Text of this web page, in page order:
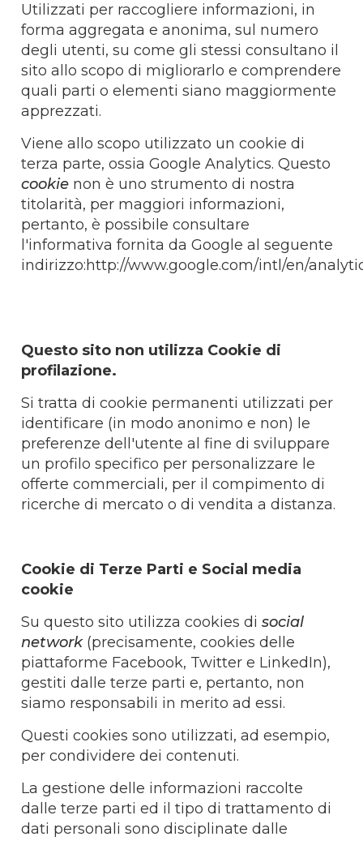
Utilizzati per raccogliere informazioni, in
forma aggregata e anonima, sul numero
degli utenti, su come gli stessi consultano il
sito allo scopo di migliorarlo e comprendere
quali parti o elementi siano maggiormente
apprezzati.
Viene allo scopo utilizzato un cookie di
terza parte, ossia Google Analytics. Questo
cookie non è uno strumento di nostra
titolarità, per maggiori informazioni,
pertanto, è possibile consultare
l'informativa fornita da Google al seguente
indirizzo:http://www.google.com/intl/en/
Questo sito non utilizza Cookie di
profilazione.
Si tratta di cookie permanenti utilizzati per
identificare (in modo anonimo e non) le
preferenze dell'utente al fine di sviluppare
un profilo specifico per personalizzare le
offerte commerciali, per il compimento di
ricerche di mercato o di vendita a distanza.
Cookie di Terze Parti e Social media
cookie
Su questo sito utilizza cookies disocial
network(precisamente, cookies delle
piattaforme Facebook, Twitter e LinkedIn),
gestiti dalle terze parti e, pertanto, non
siamo responsabili in merito ad essi.
Questi cookies sono utilizzati, ad esempio,
per condividere dei contenuti.
La gestione delle informazioni raccolte
dalle terze parti ed il tipo di trattamento di
dati personali sono disciplinate dalle